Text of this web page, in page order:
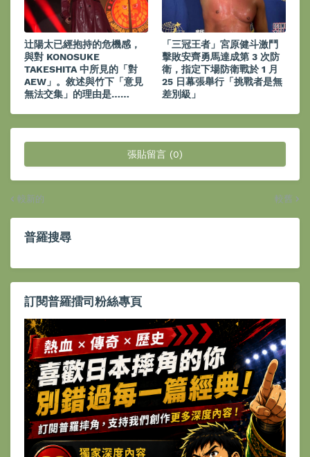
辻陽太已經抱持的危機感，
與對 KONOSUKE
TAKESHITA 中所見的「對
AEW」。敘述與竹下「意見
無法交集」的理由是……
「三冠王者」宮原健斗激鬥
擊敗安齊勇馬達成第 3 次防
衛，指定下場防衛戰於 1 月
25 日幕張舉行「挑戰者是無
差別級」
張貼留言 (0)
較新的 較舊
普羅搜尋
訂閱普羅擂司粉絲專頁